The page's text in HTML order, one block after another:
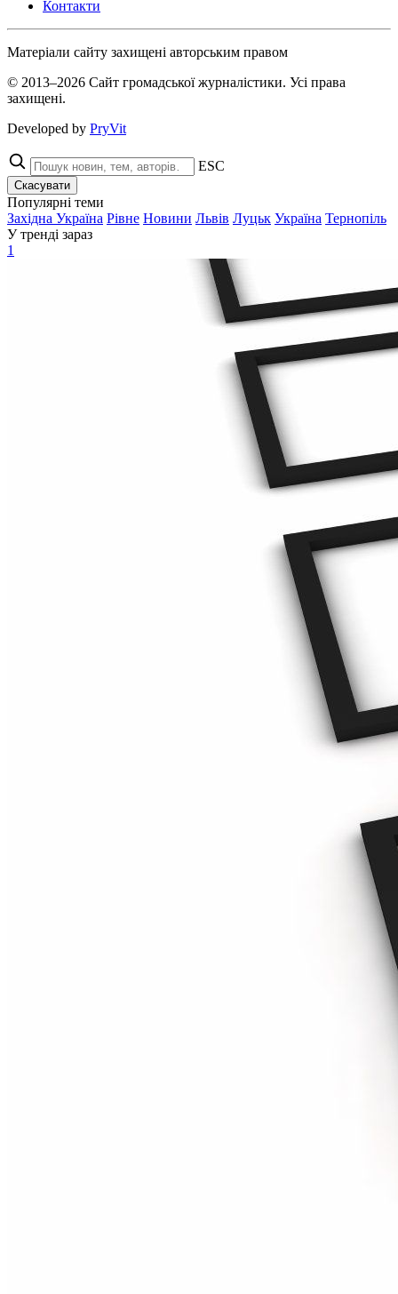
Контакти
Матеріали сайту захищені авторським правом
© 2013–2026 Сайт громадської журналістики. Усі права
захищені.
Developed by PryVit
ESC
Скасувати
Популярні теми
Західна Україна Рівне Новини Львів Луцьк Україна Тернопіль
У тренді зараз
1